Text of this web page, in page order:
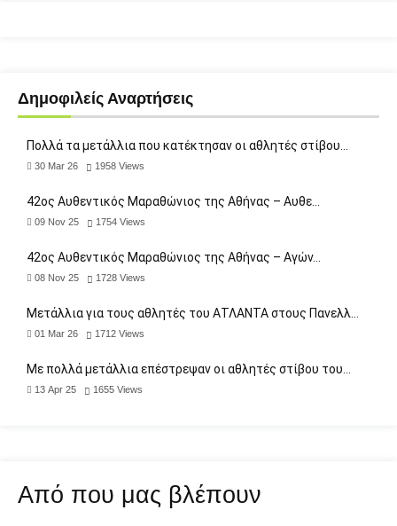
Δημοφιλείς Αναρτήσεις
Πολλά τα μετάλλια που κατέκτησαν οι αθλητές στίβου…
30 Mar 26 1958 Views
42ος Αυθεντικός Μαραθώνιος της Αθήνας – Αυθε…
09 Nov 25 1754 Views
42ος Αυθεντικός Μαραθώνιος της Αθήνας – Αγών…
08 Nov 25 1728 Views
Μετάλλια για τους αθλητές του ΑΤΛΑΝΤΑ στους Πανελλ…
01 Mar 26 1712 Views
Με πολλά μετάλλια επέστρεψαν οι αθλητές στίβου του…
13 Apr 25 1655 Views
Από που μας βλέπουν